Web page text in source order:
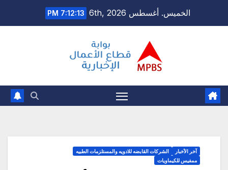
الخميس. أغسطس 6th, 2026 7:12:14 PM
آخر الأخبار
الشركات القابضه للادويه والمستلزمات الطبيه
ممفيس للكيماويات